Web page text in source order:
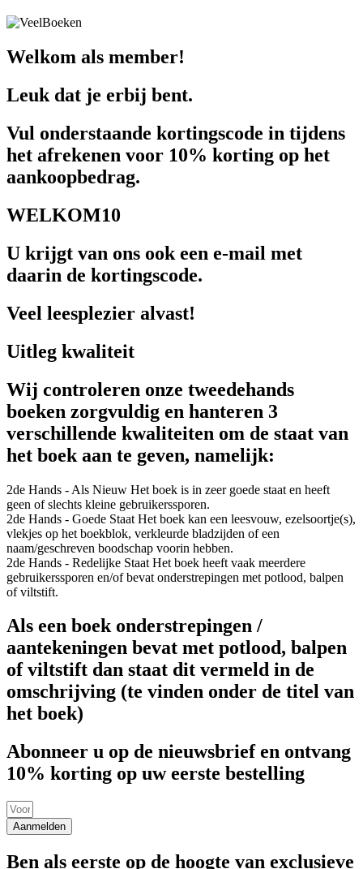
Welkom als member!
Leuk dat je erbij bent.
Vul onderstaande kortingscode in tijdens
het afrekenen voor 10% korting op het
aankoopbedrag.
WELKOM10
U krijgt van ons ook een e-mail met
daarin de kortingscode.
Veel leesplezier alvast!
Uitleg kwaliteit
Wij controleren onze tweedehands
boeken zorgvuldig en hanteren 3
verschillende kwaliteiten om de staat van
het boek aan te geven, namelijk:
2de Hands - Als Nieuw Het boek is in zeer goede staat en heeft
geen of slechts kleine gebruikerssporen.
2de Hands - Goede Staat Het boek kan een leesvouw, ezelsoortje(s),
vlekjes op het boekblok, verkleurde bladzijden of een
naam/geschreven boodschap voorin hebben.
2de Hands - Redelijke Staat Het boek heeft vaak meerdere
gebruikerssporen en/of bevat onderstrepingen met potlood, balpen
of viltstift.
Als een boek onderstrepingen /
aantekeningen bevat met potlood, balpen
of viltstift dan staat dit vermeld in de
omschrijving (te vinden onder de titel van
het boek)
Abonneer u op de nieuwsbrief en ontvang
10% korting op uw eerste bestelling
Aanmelden
Ben als eerste op de hoogte van exclusieve